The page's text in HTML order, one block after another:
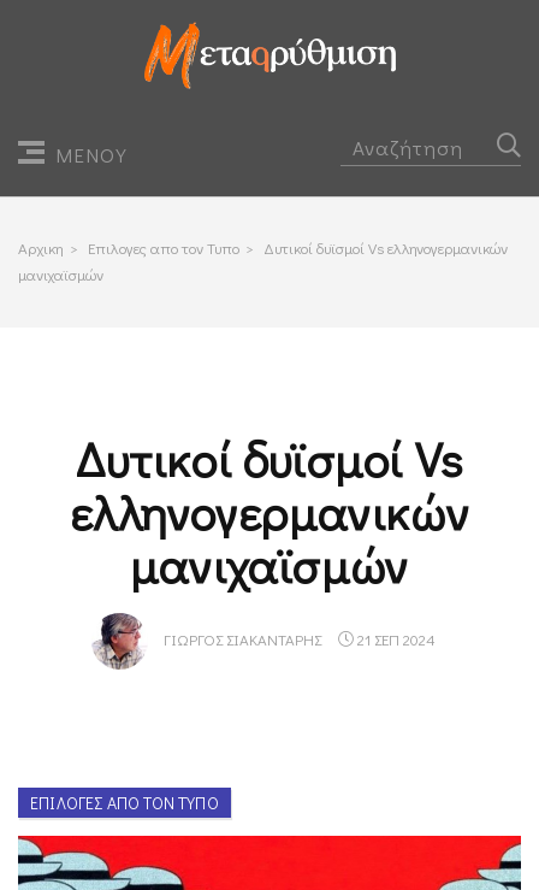
ΜΕΝΟΥ
Αρχικη > Επιλογες απο τον Τυπο > Δυτικοί δυϊσμοί Vs ελληνογερμανικών
μανιχαϊσμών
Δυτικοί δυϊσμοί Vs
ελληνογερμανικών
μανιχαϊσμών
ΓΙΏΡΓΟΣ ΣΙΑΚΑΝΤΆΡΗΣ 21 ΣΕΠ 2024
ΕΠΙΛΟΓΈΣ ΑΠΌ ΤΟΝ ΤΎΠΟ